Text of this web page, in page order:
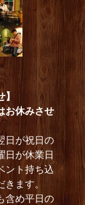
お休みさせ
日が祝日の
日が休業日
ント持ち込
ます。
含め平日の